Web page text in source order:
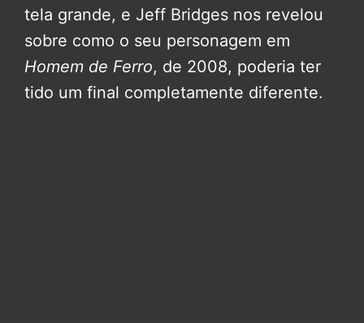
tela grande, e Jeff Bridges nos revelou
sobre como o seu personagem em
Homem de Ferro, de 2008, poderia ter
tido um final completamente diferente.